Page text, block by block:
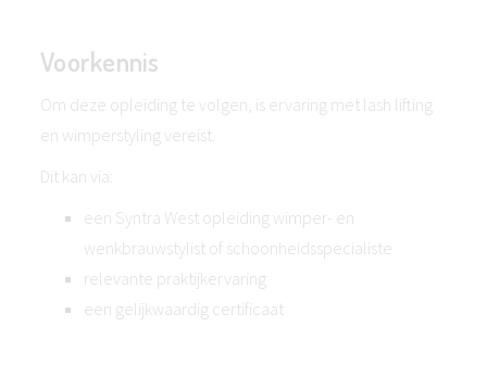
Voorkennis
Om deze opleiding te volgen, is ervaring met lash lifting
en wimperstyling vereist.
Dit kan via:
een Syntra West opleiding wimper- en
wenkbrauwstylist of schoonheidsspecialiste
relevante praktijkervaring
een gelijkwaardig certificaat